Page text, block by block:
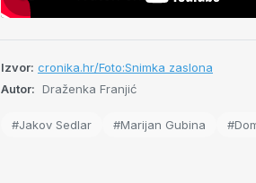
Izvor: cronika.hr/Foto:Snimka zaslona
Autor: Draženka Franjić
#Jakov Sedlar #Marijan Gubina